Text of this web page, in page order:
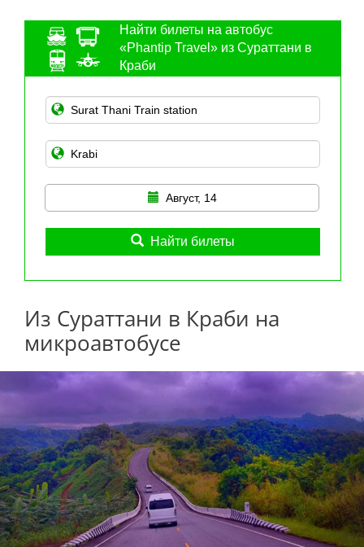
Найти билеты на автобус
«Phantip Travel» из Сураттани в
Краби
Август, 14
Найти билеты
Из Сураттани в Краби на
микроавтобусе